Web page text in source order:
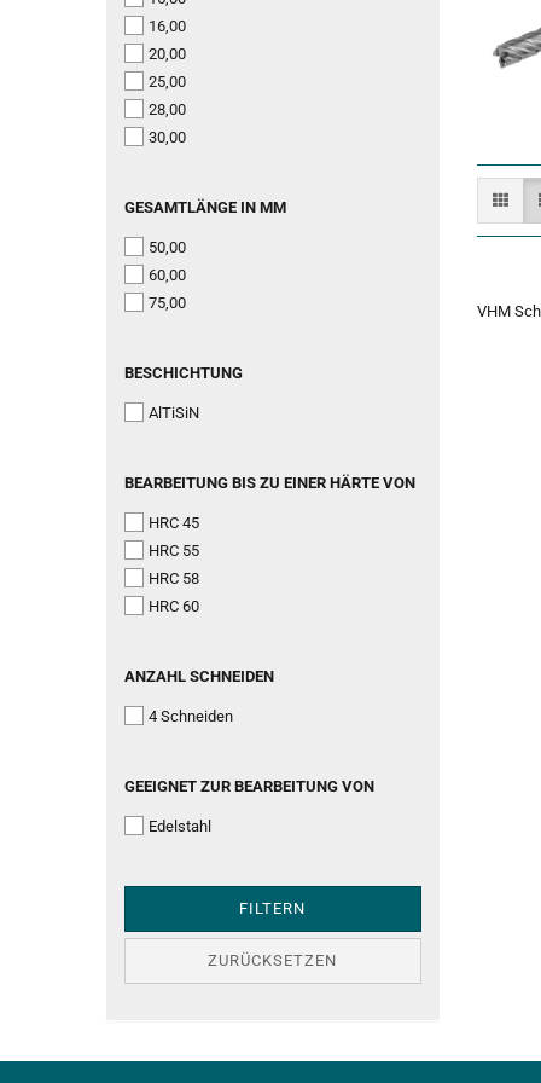
VHM
16,00
20,00
25,00
28,00
30,00
GESAMTLÄNGE
GESAMTLÄNGE IN MM
50,00
60,00
75,00
BESCHICHTUNG
BESCHICHTUNG
AlTiSiN
BEARBEITUNG
EINER
HÄRTE
VON
BEARBEITUNG BIS ZU EINER HÄRTE VON
HRC 45
HRC 55
HRC 58
HRC 60
ANZAHL
ANZAHL SCHNEIDEN
4 Schneiden
GEEIGNET
BEARBEITUNG
GEEIGNET ZUR BEARBEITUNG VON
Edelstahl
FILTERN
ZURÜCKSETZEN